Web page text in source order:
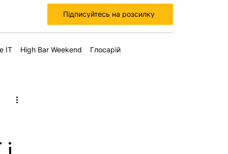
Підписуйтесь на розсилку
IT High Bar Weekend Глосарій